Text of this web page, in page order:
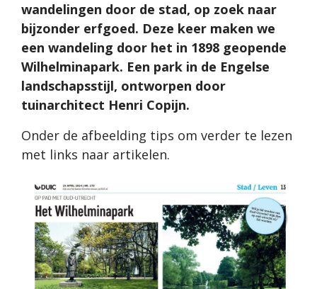
wandelingen door de stad, op zoek naar
bijzonder erfgoed. Deze keer maken we
een wandeling door het in 1898 geopende
Wilhelminapark. Een park in de Engelse
landschapsstijl, ontworpen door
tuinarchitect Henri Copijn.
Onder de afbeelding tips om verder te lezen
met links naar artikelen.